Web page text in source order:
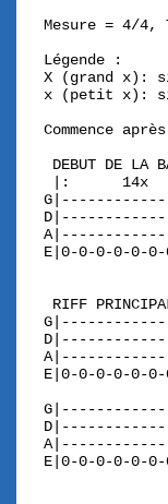
Mesure = 4/4,
Légende :
X (grand x):
x (petit x):
Commence
DEBUT DE LA
|:      14x
E|0-0-0-0-0-
RIFF
E|0-0-0-0-0-
E|0-0-0-0-0-